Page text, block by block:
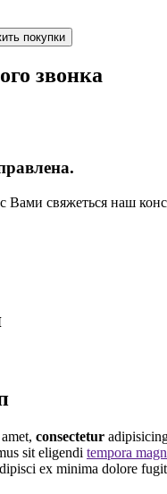
покупки
звонка
свяжеться наш
consectetur
sit eligendi tempora
ex minima dolore